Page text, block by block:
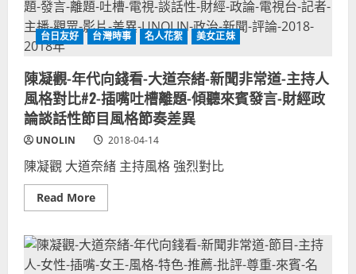
商-
奧
林
匹
帕
拉
林
匹
克
運
動
會
指
定
播
小
倉
智
爸！
棒
球
經
典
賽
冠
二
刀
流
選
手
國
職
棒
台日友好 台灣時事 名人花絮 美女正妹
陳凝觀-年代向錢看-大道奈緒-新聞非常道-主持人
風格對比#2-插嘴吐槽離題-傾聽來賓發言-財經政
論談話性節目風格節奏差異
UNOLIN 2018-04-14
陳凝觀 大道奈緒 主持風格 強烈對比
Read MoreRead
more
凝
觀-
年